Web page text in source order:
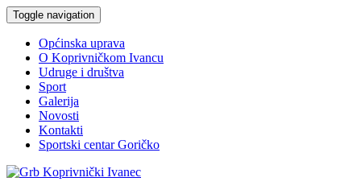
Toggle navigation
Općinska uprava
O Koprivničkom Ivancu
Udruge i društva
Sport
Galerija
Novosti
Kontakti
Sportski centar Goričko